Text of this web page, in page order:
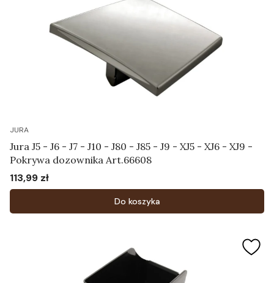
JURA
Jura J5 - J6 - J7 - J10 - J80 - J85 - J9 - XJ5 - XJ6 - XJ9 -
Pokrywa dozownika Art.66608
Cena
113,99 zł
Do koszyka